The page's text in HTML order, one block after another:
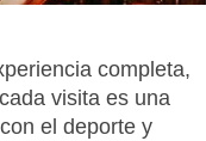
completa,
visita es una
el deporte y